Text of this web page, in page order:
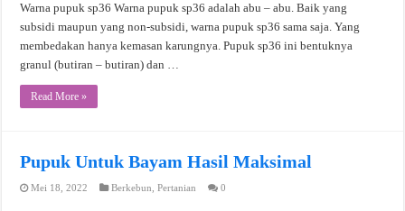
Warna pupuk sp36 Warna pupuk sp36 adalah abu – abu. Baik yang
subsidi maupun yang non-subsidi, warna pupuk sp36 sama saja. Yang
membedakan hanya kemasan karungnya. Pupuk sp36 ini bentuknya
granul (butiran – butiran) dan …
Read More »
Pupuk Untuk Bayam Hasil Maksimal
Mei 18, 2022 Berkebun ,Pertanian 0